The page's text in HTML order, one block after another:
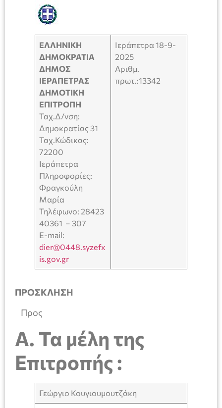
ΕΛΛΗΝΙΚΗ
ΔΗΜΟΚΡΑΤΙΑ
ΔΗΜΟΣ
ΙΕΡΑΠΕΤΡΑΣ
ΔΗΜΟΤΙΚΗ
ΕΠΙΤΡΟΠΗ
Ταχ.Δ/νση:
Δημοκρατίας 31
Ταχ.Κώδικας:
72200
Ιεράπετρα
Πληροφορίες:
Φραγκούλη
Μαρία
Τηλέφωνο: 28423
40361 – 307
E-mail:
dier@0448.syzefx
is.gov.gr
Ιεράπετρα 18-9-
2025
Αριθμ.
πρωτ.:13342
ΠΡΟΣΚΛΗΣΗ
Προς
A. Τα μέλη της
Επιτροπής :
Γεώργιο Κουγιουμουτζάκη